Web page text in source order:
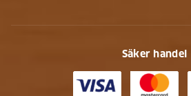
Säker handel